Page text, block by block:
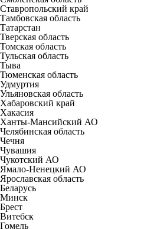
Ставропольский край
Тамбовская область
Татарстан
Тверская область
Томская область
Тульская область
Тыва
Тюменская область
Удмуртия
Ульяновская область
Хабаровский край
Хакасия
Ханты-Мансийский АО
Челябинская область
Чечня
Чувашия
Чукотский АО
Ямало-Ненецкий АО
Ярославская область
Беларусь
Минск
Брест
Витебск
Гомель